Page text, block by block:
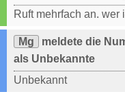
Ruft mehrfach an. wer
Mg
meldete die
als Unbekannte
Unbekannt